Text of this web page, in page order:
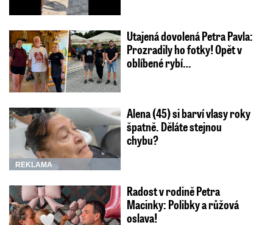
Utajená dovolená Petra Pavla:
Prozradily ho fotky! Opět v
oblíbené rybí…
REKLAMA
Alena (45) si barví vlasy roky
špatně. Děláte stejnou
chybu?
Radost v rodině Petra
Macinky: Polibky a růžová
oslava!